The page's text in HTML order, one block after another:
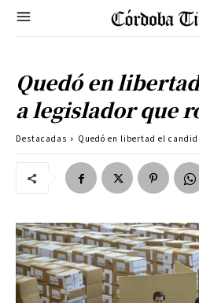
Quedó en
a legislador que
Destacadas Quedó en libertad el